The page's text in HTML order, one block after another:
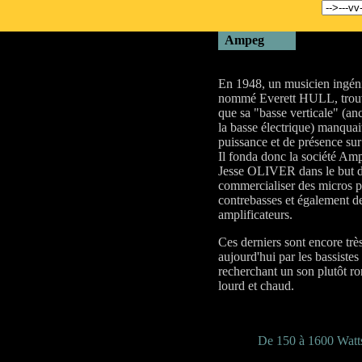
Ampeg
En 1948, un musicien
nommé Everett HULL,
que sa "basse verticale"
la basse électrique)
puissance et de présence
Il fonda donc la société
Jesse OLIVER dans le but
commercialiser des micros
contrebasses et également
amplificateurs.
Ces derniers sont encore
aujourd'hui par les bassistes
recherchant un son plutôt
lourd et chaud.
De 150 à 1600